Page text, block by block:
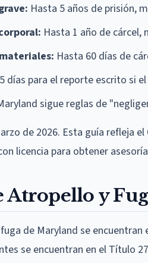
Hasta 5 años de prisión,
Hasta 1 año de cárcel,
Hasta 60 días de
días para el reporte escrito si
sigue reglas de
de 2026. Esta guía refleja
licencia para obtener
Atropello y
de Maryland se
se encuentran en el Título